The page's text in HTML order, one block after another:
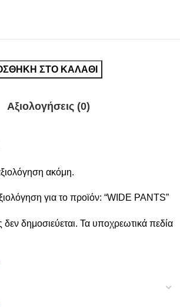
ΣΤΟ ΚΑΛΆΘΙ
Αξιολογήσεις (0)
ακόμη.
για το προϊόν: “WIDE PANTS”
δημοσιεύεται. Τα υποχρεωτικά πεδία